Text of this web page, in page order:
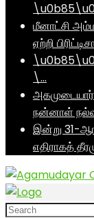
மீனாட்சி
ஏற்றி
\…
நன்னாள்
இன்று 31-
எதிராகத்